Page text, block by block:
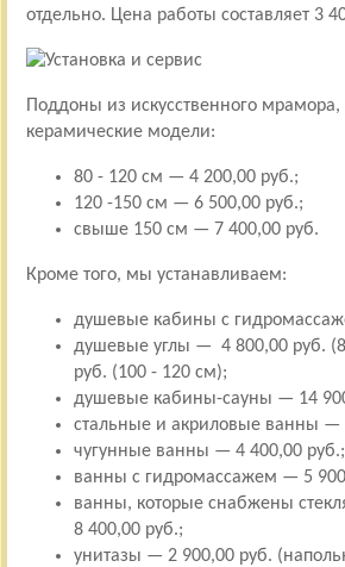
отдельно. Цена работы составляет 3
Поддоны из искусственного
керамические модели:
80 - 120 см — 4 200,00 руб.;
120 -150 см — 6 500,00 руб.;
свыше 150 см — 7 400,00 руб.
Кроме того, мы устанавливаем:
душевые кабины с
душевые углы — 4 800,00 руб.
руб. (100 - 120 см);
душевые кабины-сауны — 14
стальные и акриловые ванны —
чугунные ванны — 4 400,00 руб.;
ванны с гидромассажем — 5
ванны, которые снабжены
8 400,00 руб.;
унитазы — 2 900,00 руб.